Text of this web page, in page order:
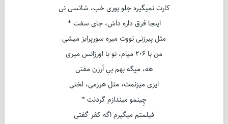
کارت نمیگیره جلو پوری خب، شانسی نی
اینجا فرق داره داش، جای سفت *
مثل پیرزنی تووت میره سورپرایز میشی
من با 206 میام، تو با اورژانس میری
هه، میگه بهم پیِ اَرزن مفتی
ایزی میزنمت، مثل هرزمی، لختی
چِینمو میندازم گردنت *
فیلمتم میگیرم اگه کفر گفتی